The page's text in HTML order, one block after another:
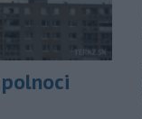
polnoci